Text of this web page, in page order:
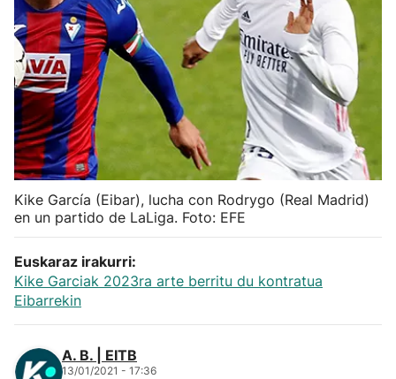
Herri-kirolak
Balonmano
Kirolak 360
Atletismo
Más deportes
Kike García (Eibar), lucha con Rodrygo (Real Madrid)
en un partido de LaLiga. Foto: EFE
Euskaraz irakurri:
Kike Garciak 2023ra arte berritu du kontratua
Eibarrekin
A. B. | EITB
13/01/2021 - 17:36